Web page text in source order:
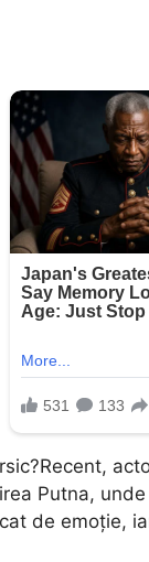
Putna,
de emoție,